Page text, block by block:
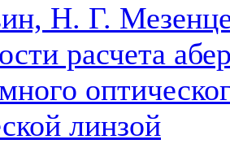
Н. Г.
расчета
линзой